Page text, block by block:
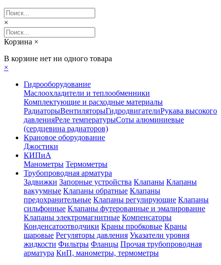
×
Корзина ×
В корзине нет ни одного товара
×
Гидрооборудование
Маслоохладители и теплообменники
Комплектующие и расходные материалы
РадиаторыВентиляторыГидродвигателиРукава высокого
давленияРеле температурыСоты алюминиевые
(сердцевина радиаторов)
Крановое оборудование
Джостики
КИПиА
Манометры Термометры
Трубопроводная арматура
Задвижки Запорные устройства Клапаны Клапаны
вакуумные Клапаны обратные Клапаны
предохранительные Клапаны регулирующие Клапаны
сильфонные Клапаны футерованные и эмалированне
Клапаны электромагнитные Компенсаторы
Конденсатоотводчики Краны пробковые Краны
шаровые Регуляторы давления Указатели уровня
жидкости Фильтры Фланцы Прочая трубопроводная
арматура КиП, манометры, термометры